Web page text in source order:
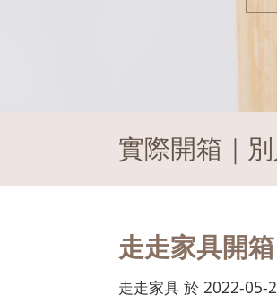
實際開箱｜
走走家具開
走走家具 於 2022-05-